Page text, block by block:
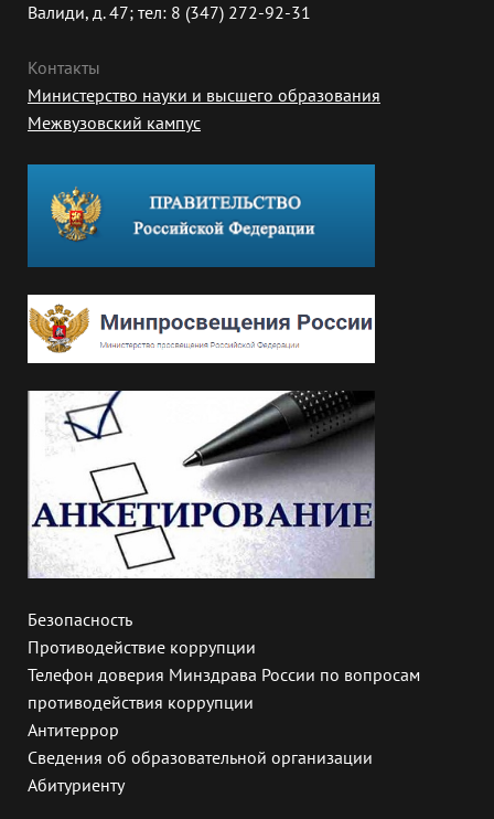
Валиди, д. 47; тел: 8 (347) 272-92-31
Контакты
Министерство науки и высшего образования
Межвузовский кампус
Безопасность
Противодействие коррупции
Телефон доверия Минздрава России по вопросам
противодействия коррупции
Антитеррор
Сведения об образовательной организации
Абитуриенту